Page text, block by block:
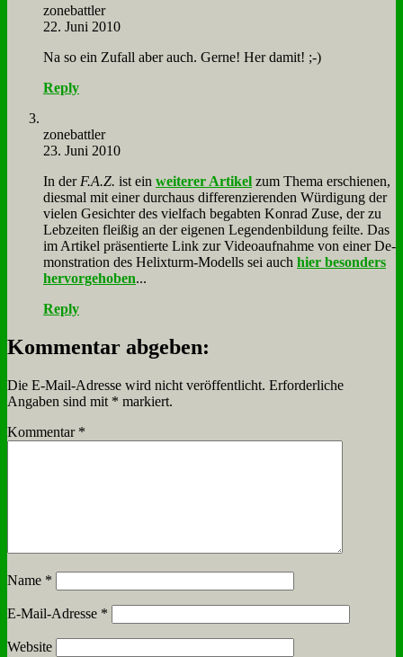
zone­batt­ler
22. Juni 2010
Na so ein Zu­fall aber auch. Ger­ne! Her da­mit! ;-)
Reply
zone­batt­ler
23. Juni 2010
In der F.A.Z. ist ein wei­te­rer Ar­ti­kel zum The­ma er­schie­nen,
dies­mal mit ei­ner durch­aus dif­fe­ren­zie­ren­den Wür­di­gung der
vie­len Ge­sich­ter des viel­fach be­gab­ten Kon­rad Zu­se, der zu
Leb­zei­ten flei­ßig an der ei­ge­nen Le­gen­den­bil­dung feil­te. Das
im Ar­ti­kel prä­sen­tier­te Link zur Vi­deo­auf­nah­me von ei­ner De­
mon­stra­ti­on des He­lix­turm-Mo­dells sei auch hier be­son­ders
her­vor­ge­ho­ben...
Reply
Kommentar abgeben:
Die E-Mail-Adresse wird nicht veröffentlicht. Erforderliche
Angaben sind mit * markiert.
Kommentar *
Name *
E-Mail-Adresse *
Website